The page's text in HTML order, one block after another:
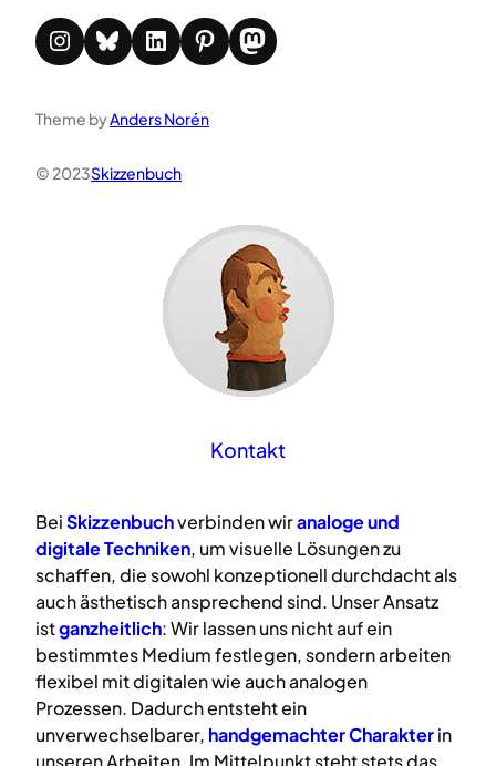
Instagram Bluesky LinkedIn Pinterest Mastodon
Theme byAnders Norén
© 2023Skizzenbuch
Kontakt
BeiSkizzenbuchverbinden wiranalogeund
digitaleTechniken, um visuelle Lösungen zu
schaffen, die sowohl konzeptionell durchdacht als
auch ästhetisch ansprechend sind. Unser Ansatz
istganzheitlich: Wir lassen uns nicht auf ein
bestimmtes Medium festlegen, sondern arbeiten
flexibel mit digitalen wie auch analogen
Prozessen. Dadurch entsteht ein
unverwechselbarer, handgemachter Charakterin
unseren Arbeiten. Im Mittelpunkt steht stets das